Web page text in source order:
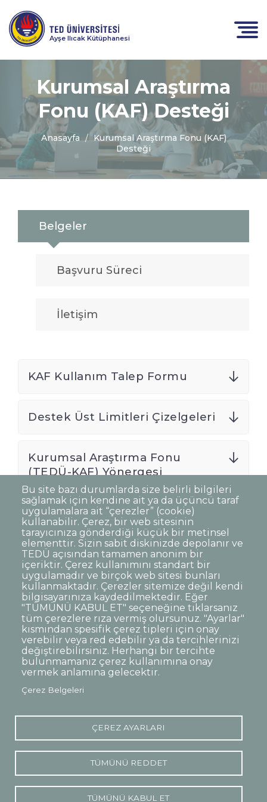
Ayşe Ilıcak Kütüphanesi
Kurumsal Araştırma
Fonu (KAF) Desteği
Anasayfa
Kurumsal Araştırma Fonu (KAF)
Desteği
Belgeler
Başvuru Süreci
İletişim
KAF Kullanım Talep Formu
Destek Üst Limitleri Çizelgeleri
Kurumsal Araştırma Fonu
(TEDÜ-KAF) Yönergesi
Bu site bazı durumlarda size belirli bilgileri
sağlamak için kendine ait ya da üçüncü taraf
uygulamalara ait “çerezler” (cookie)
kullanabilir. Çerez, bir web sitesinin
tarayıcınıza gönderdiği küçük bir metinsel
elementtir. Sizin sabit diskinizde depolanır ve
TEDÜ açısından tamamen anonim bir
içeriktir. Çerez kullanımını standart bir
uygulamadır ve birçok web sitesi bunları
kullanmaktadır. Çerezler sitemize değil kendi
bilgisayarınıza kaydedilmektedir. Eğer
"TÜMÜNÜ KABUL ET" seçeneğine tıklarsanız
tüm çerezlere rıza vermiş olursunuz. "Ayarlar"
kısmından spesifik çerez tipleri için onay
verebilir veya red edebilir ya da tercihlerinizi
değiştirebilirsiniz. Herhangi bir tercihte
bulunmamanız çerez kullanımına onay
vermek anlamına gelecektir.
Çerez Belgeleri
ÇEREZ AYARLARI
TÜMÜNÜ REDDET
TÜMÜNÜ KABUL ET
Dipnot
Sıkça Sorulan Sorular
Kişisel Verilerin Korunması
Gizlilik Politikası
Sorumluluk Reddi
Açık Rıza
Kurumsal Kimlik
© TED Üniversitesi. Ziya Gökalp Caddesi No:48 06420, Kolej
Çankaya ANKARA
ÜniversitesiÜniversitesiÜniversitesi
geç